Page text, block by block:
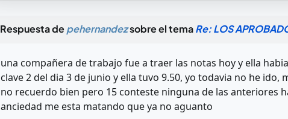
Respuesta depehernandezsobre el temaRe: LOS
una compañera de trabajo fue a traer las notas hoy y ella
clave 2 del dia 3 de junio y ella tuvo 9.50, yo todavia no he ido,
no recuerdo bien pero 15 conteste ninguna de las anteriores
anciedad me esta matando que ya no aguanto